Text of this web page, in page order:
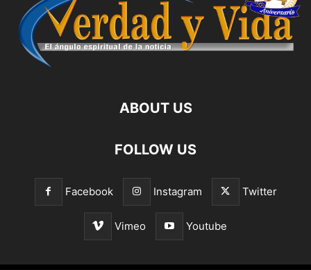
ABOUT US
FOLLOW US
Facebook Instagram Twitter
Vimeo Youtube